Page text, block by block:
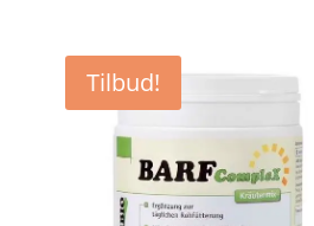
Tilbud!